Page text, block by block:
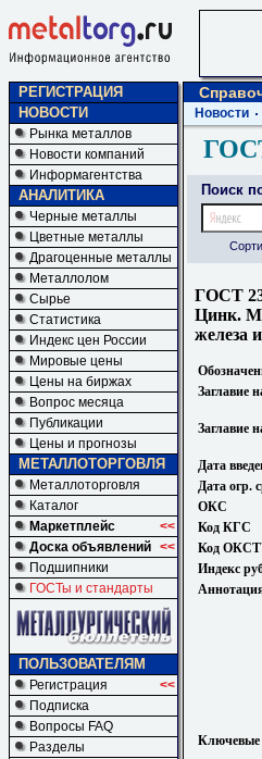
РЕГИСТРАЦИЯ
НОВОСТИ
Рынка металлов
Новости компаний
Информагентства
АНАЛИТИКА
Черные металлы
Цветные металлы
Драгоценные металлы
Металлолом
Сырье
Статистика
Индекс цен России
Мировые цены
Цены на биржах
Вопрос месяца
Публикации
Цены и прогнозы
МЕТАЛЛОТОРГОВЛЯ
Металлоторговля
Каталог
Маркетплейс
<<
Доска объявлений <<
Подшипники
ГОСТы и стандарты
ПОЛЬЗОВАТЕЛЯМ
Регистрация
<<
Подписка
Вопросы FAQ
Разделы
Новости
Поиск
ГОСТ
Цинк.
железа
Заглавие
Заглавие
Дата
Дата огр.
ОКС
Код КГС
Код
Индекс
Ключевые